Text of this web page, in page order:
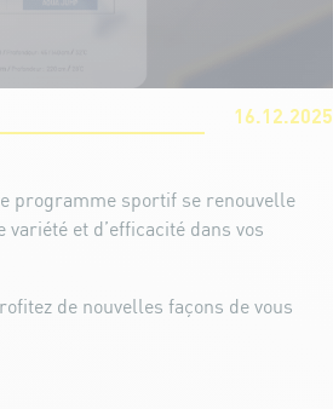
16.12.2025
programme sportif se renouvelle
et d’efficacité dans vos
de nouvelles façons de vous